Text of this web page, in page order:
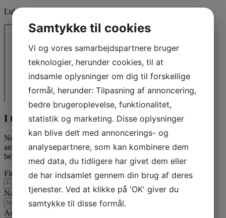
Lukket
I tvivl? Kontakt os i dag
Nedenfor kan du kontakte os. Den følgende kontaktformular kan
anvendes til alle spørgsmål som du ikke har fået svar på her. Vi
bestræber os på at besvare alle henvendelser indenfor 24 timer.
Firmanavn
Navn
Adresse
Samtykke til cookies
Vi og vores samarbejdspartnere bruger
teknologier, herunder cookies, til at
indsamle oplysninger om dig til forskellige
formål, herunder: Tilpasning af annoncering,
bedre brugeroplevelse, funktionalitet,
statistik og marketing. Disse oplysninger
kan blive delt med annoncerings- og
analysepartnere, som kan kombinere dem
med data, du tidligere har givet dem eller
de har indsamlet gennem din brug af deres
tjenester. Ved at klikke på 'OK' giver du
samtykke til disse formål.